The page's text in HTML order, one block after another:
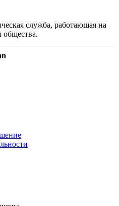
служба, работающая на
общества.